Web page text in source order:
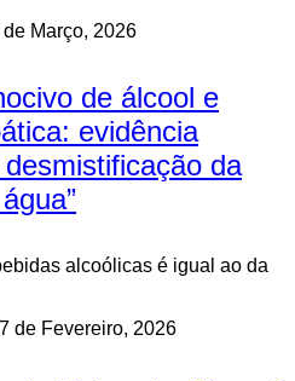
de Março, 2026
de álcool e
evidência
da
de Fevereiro, 2026